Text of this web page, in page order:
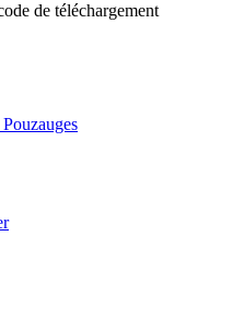
de téléchargement